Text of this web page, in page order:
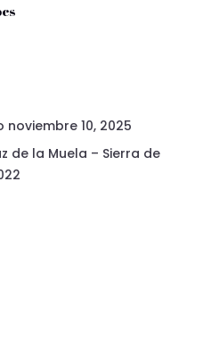
noviembre 10, 2025
de la Muela – Sierra de